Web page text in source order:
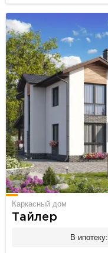
Каркасный дом
Тайлер
В ипотеку: